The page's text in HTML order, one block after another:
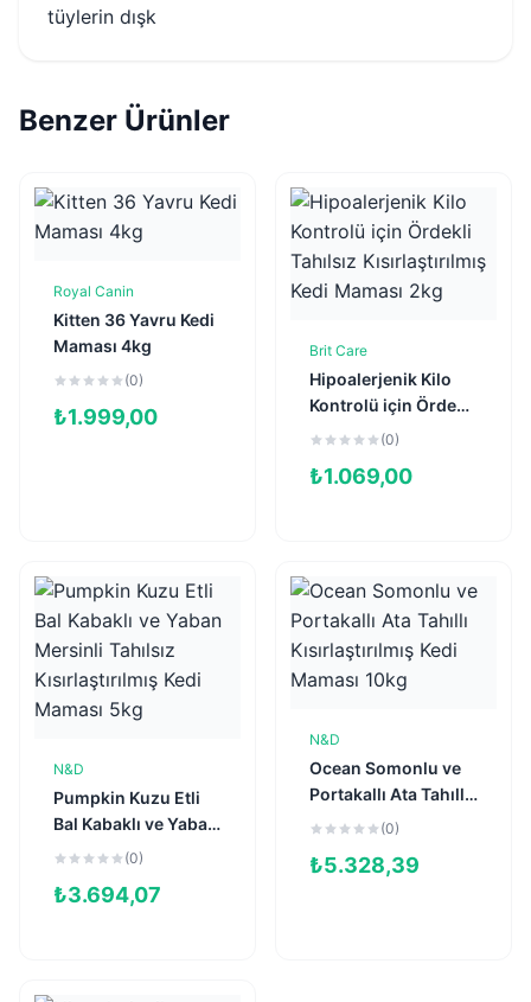
tüylerin dışk
Benzer Ürünler
Sepete Ekle
Royal Canin
Kitten 36 Yavru Kedi
Maması 4kg
(0)
₺1.999,00
Sepete Ekle
Brit Care
Hipoalerjenik Kilo
Kontrolü için Ördekli
Tahılsız
Maması 2kg
(0)
₺1.069,00
N&D
Pumpkin Kuzu Etli
Bal Kabaklı ve Yaban
Mersinli Tahılsız
Maması 5kg
(0)
₺3.694,07
N&D
Ocean Somonlu ve
Portakallı Ata Tahıllı
Kısırlaştırılmış Kedi
(0)
₺5.328,39